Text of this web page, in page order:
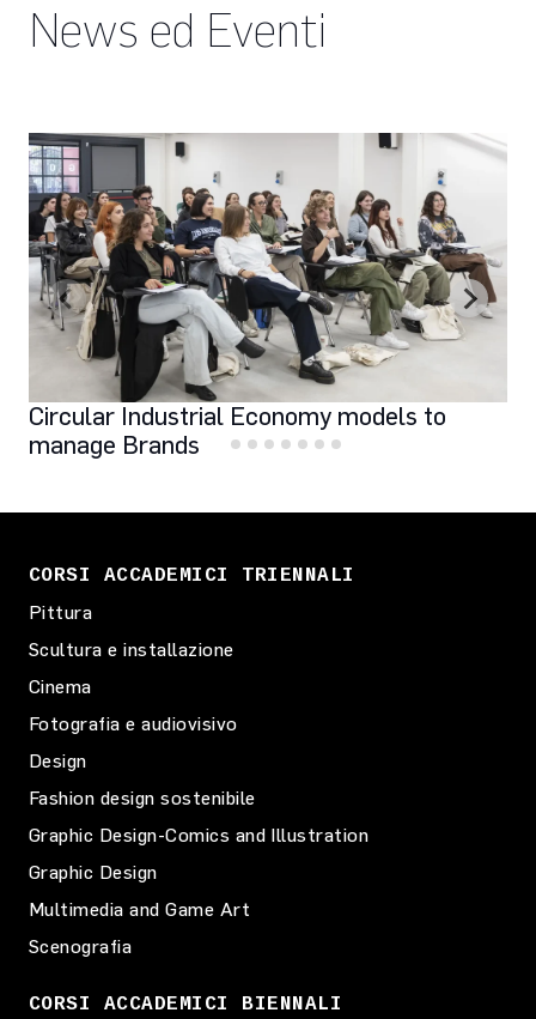
News ed Eventi
Circular Industrial Economy models to
manage Brands
CORSI ACCADEMICI TRIENNALI
Pittura
Scultura e installazione
Cinema
Fotografia e audiovisivo
Design
Fashion design sostenibile
Graphic Design-Comics and Illustration
Graphic Design
Multimedia and Game Art
Scenografia
CORSI ACCADEMICI BIENNALI